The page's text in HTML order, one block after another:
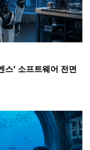
스’ 소프트웨어 전면